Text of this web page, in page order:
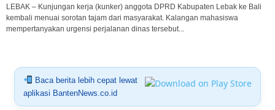
LEBAK – Kunjungan kerja (kunker) anggota DPRD Kabupaten Lebak ke Bali
kembali menuai sorotan tajam dari masyarakat. Kalangan mahasiswa
mempertanyakan urgensi perjalanan dinas tersebut...
Baca berita lebih cepat lewat
aplikasi BantenNews.co.id